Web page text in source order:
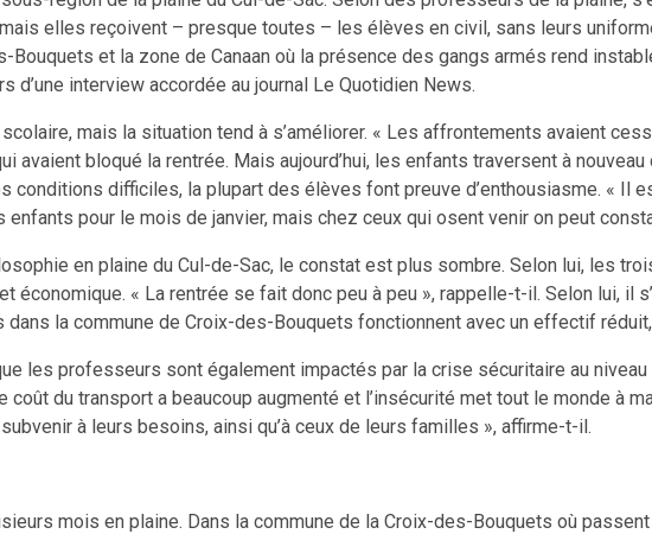
elles reçoivent – presque toutes – les élèves en civil, sans leurs
et la zone de Canaan où la présence des gangs armés rend
d’une interview accordée au journal Le Quotidien News.
mais la situation tend à s’améliorer. « Les affrontements avaient
avaient bloqué la rentrée. Mais aujourd’hui, les enfants traversent à
conditions difficiles, la plupart des élèves font preuve d’enthousiasme. « Il
pour le mois de janvier, mais chez ceux qui osent venir on peut
en plaine du Cul-de-Sac, le constat est plus sombre. Selon lui, les
« La rentrée se fait donc peu à peu », rappelle-t-il. Selon lui, il
la commune de Croix-des-Bouquets fonctionnent avec un effectif
les professeurs sont également impactés par la crise sécuritaire au
du transport a beaucoup augmenté et l’insécurité met tout le monde à
à leurs besoins, ainsi qu’à ceux de leurs familles », affirme-t-il.
mois en plaine. Dans la commune de la Croix-des-Bouquets où